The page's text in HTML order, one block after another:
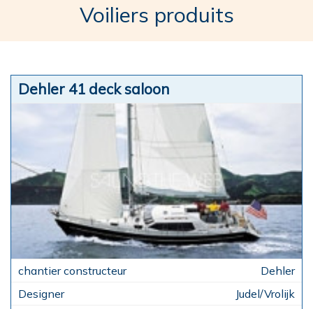
Voiliers produits
Dehler 41 deck saloon
Dehler
Judel/Vrolijk